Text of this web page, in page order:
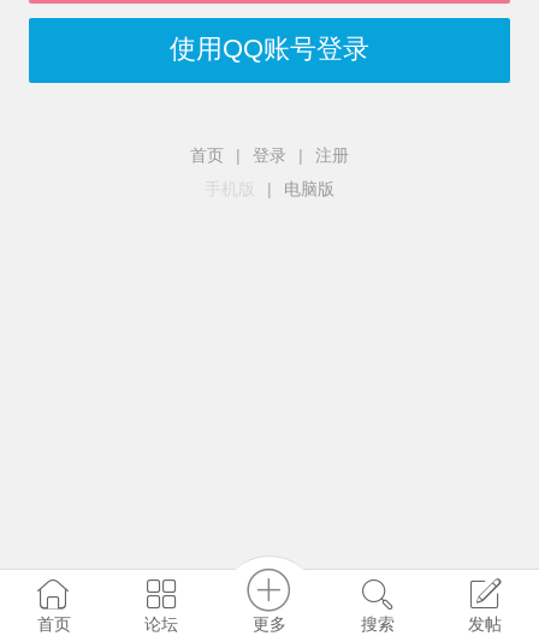
使用QQ账号登录
首页 | 登录 |
注册
手机版
| 电脑版
首页 论坛 更多 搜索 发帖